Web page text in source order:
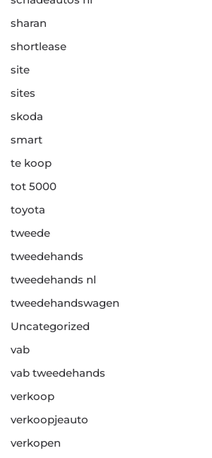
sharan
shortlease
site
sites
skoda
smart
te koop
tot 5000
toyota
tweede
tweedehands
tweedehands nl
tweedehandswagen
Uncategorized
vab
vab tweedehands
verkoop
verkoopjeauto
verkopen